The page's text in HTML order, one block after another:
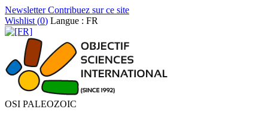
NewsletterContribuez sur ce site
Wishlist (0) Langue : FR
OSI PALEOZOIC